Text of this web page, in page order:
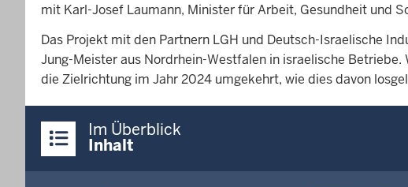
mit Karl-Josef Laumann, Minister für Arbeit, Gesundheit und
Das Projekt mit den Partnern LGH und Deutsch-Israelische
Jung-Meister aus Nordrhein-Westfalen in israelische
die Zielrichtung im Jahr 2024 umgekehrt, wie dies davon
Inhalte
Im Überblick
Inhalt